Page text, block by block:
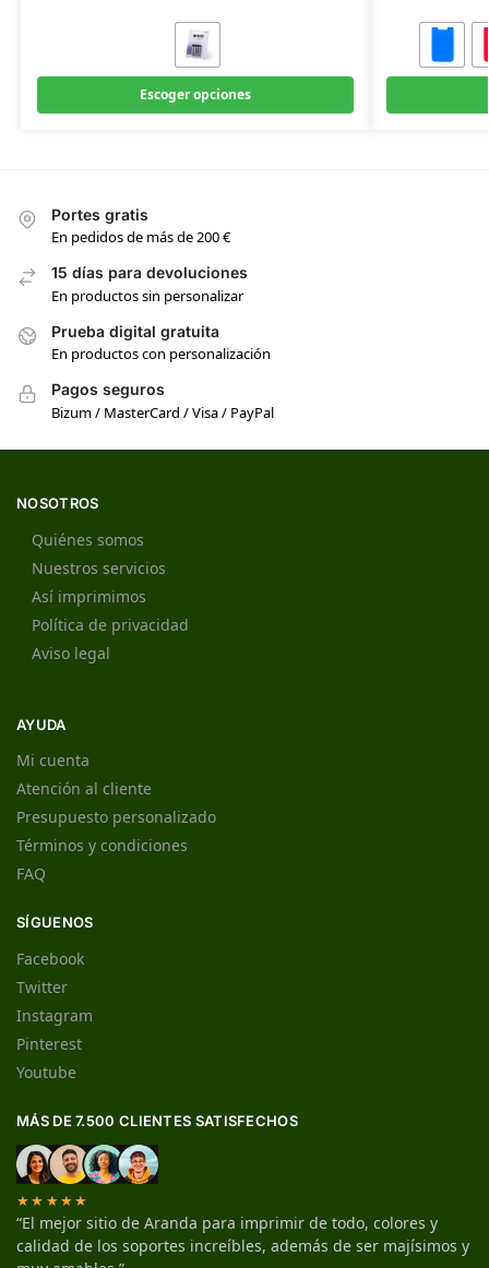
Escoger opciones
Portes gratis
En pedidos de más de 200 €
15 días para devoluciones
En productos sin personalizar
Prueba digital gratuita
En productos con personalización
Pagos seguros
Bizum / MasterCard / Visa / PayPal
NOSOTROS
Quiénes somos
Nuestros servicios
Así imprimimos
Política de privacidad
Aviso legal
AYUDA
Mi cuenta
Atención al cliente
Presupuesto personalizado
Términos y condiciones
FAQ
SÍGUENOS
Facebook
Twitter
Instagram
Pinterest
Youtube
MÁS DE 7.500 CLIENTES SATISFECHOS
★★★★★
“El mejor sitio de Aranda para imprimir de todo, colores y
calidad de los soportes increíbles, además de ser majísimos y